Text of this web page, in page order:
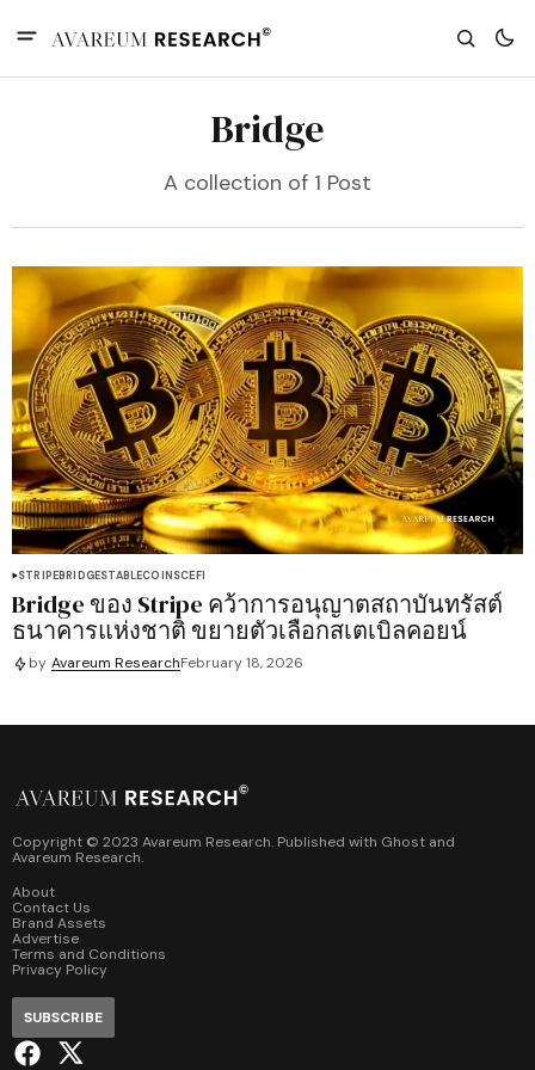
Bridge
A collection of 1 Post
STRIPEBRIDGESTABLECOINSCEFI
Bridge ของ Stripe คว้าการอนุญาตสถาบันทรัสต์
ธนาคารแห่งชาติ ขยายตัวเลือกสเตเบิลคอยน์
by Avareum ResearchFebruary 18, 2026
Copyright © 2023 Avareum Research. Published with Ghost and
Avareum Research.
About
Contact Us
Brand Assets
Advertise
Terms and Conditions
Privacy Policy
SUBSCRIBE